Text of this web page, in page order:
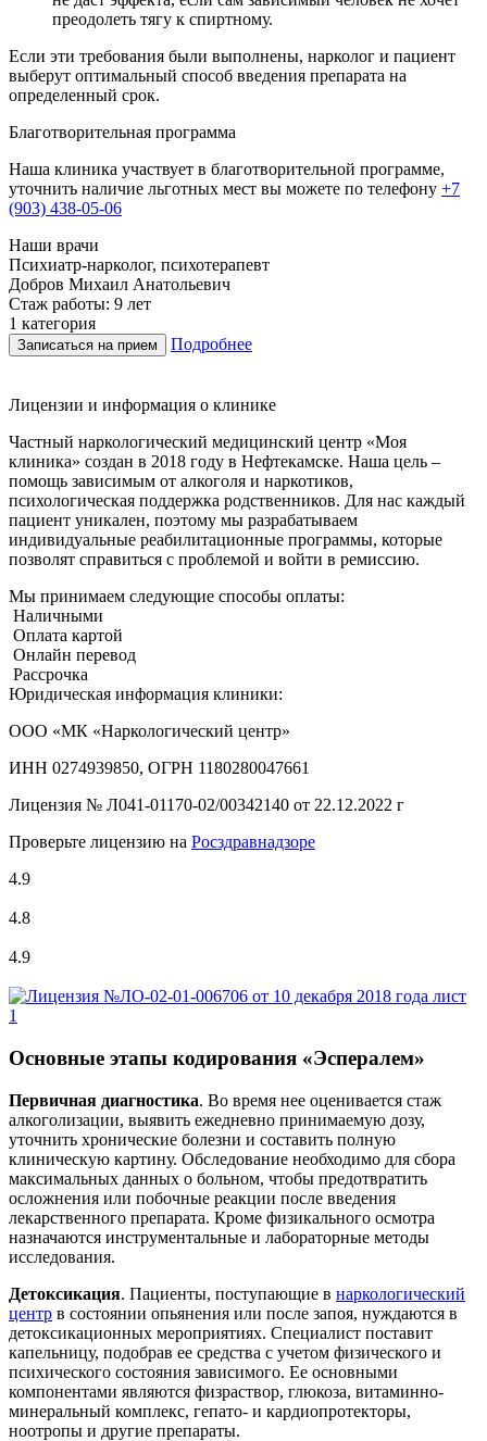
преодолеть тягу к спиртному.
Если эти требования были выполнены, нарколог и пациент
выберут оптимальный способ введения препарата на
определенный срок.
Благотворительная программа
Наша клиника участвует в благотворительной программе,
уточнить наличие льготных мест вы можете по телефону +7
(903) 438-05-06
Наши врачи
Психиатр-нарколог, психотерапевт
Добров Михаил Анатольевич
Стаж работы: 9 лет
1 категория
Записаться на прием Подробнее
Лицензии и информация о клинике
Частный наркологический медицинский центр «Моя
клиника» создан в 2018 году в Нефтекамске. Наша цель –
помощь зависимым от алкоголя и наркотиков,
психологическая поддержка родственников. Для нас каждый
пациент уникален, поэтому мы разрабатываем
индивидуальные реабилитационные программы, которые
позволят справиться с проблемой и войти в ремиссию.
Мы принимаем следующие способы оплаты:
Наличными
Оплата картой
Онлайн перевод
Рассрочка
Юридическая информация клиники:
ООО «МК «Наркологический центр»
ИНН 0274939850, ОГРН 1180280047661
Лицензия № Л041-01170-02/00342140 от 22.12.2022 г
Проверьте лицензию на Росздравнадзоре
4.9
4.8
4.9
Основные этапы кодирования «Эспералем»
Первичная диагностика. Во время нее оценивается стаж
алкоголизации, выявить ежедневно принимаемую дозу,
уточнить хронические болезни и составить полную
клиническую картину. Обследование необходимо для сбора
максимальных данных о больном, чтобы предотвратить
осложнения или побочные реакции после введения
лекарственного препарата. Кроме физикального осмотра
назначаются инструментальные и лабораторные методы
исследования.
Детоксикация. Пациенты, поступающие в наркологический
центр в состоянии опьянения или после запоя, нуждаются в
детоксикационных мероприятиях. Специалист поставит
капельницу, подобрав ее средства с учетом физического и
психического состояния зависимого. Ее основными
компонентами являются физраствор, глюкоза, витаминно-
минеральный комплекс, гепато- и кардиопротекторы,
ноотропы и другие препараты.